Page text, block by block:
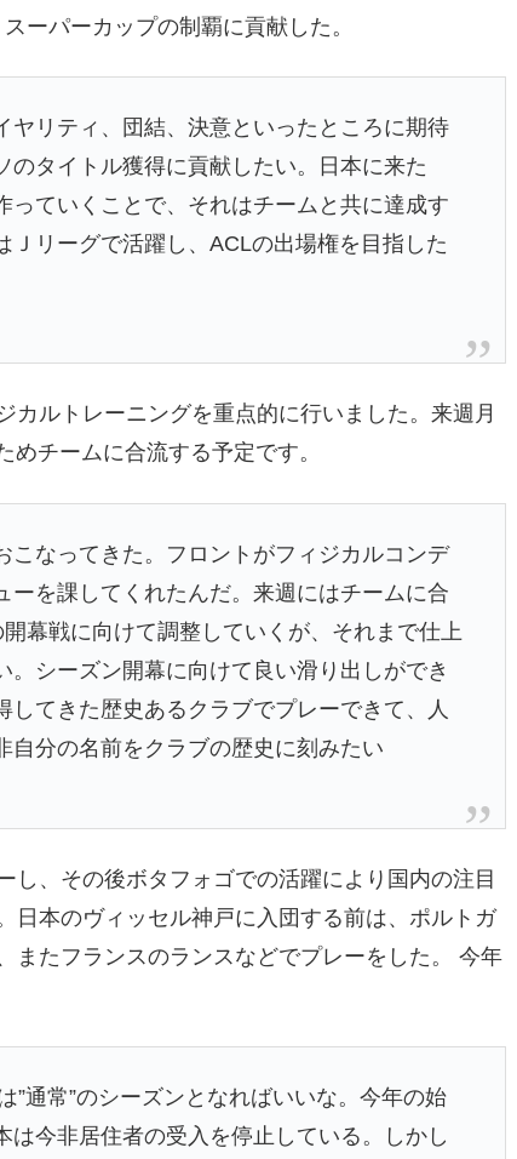
ーパーカップの制覇に貢献した。
リティ、団結、決意といったところに期待
のタイトル獲得に貢献したい。日本に来た
ていくことで、それはチームと共に達成す
リーグで活躍し、ACLの出場権を目指した
ルトレーニングを重点的に行いました。来週月
チームに合流する予定です。
こなってきた。フロントがフィジカルコンデ
ーを課してくれたんだ。来週にはチームに合
幕戦に向けて調整していくが、それまで仕上
シーズン開幕に向けて良い滑り出しができ
てきた歴史あるクラブでプレーできて、人
自分の名前をクラブの歴史に刻みたい
、その後ボタフォゴでの活躍により国内の注目
日本のヴィッセル神戸に入団する前は、ポルトガ
またフランスのランスなどでプレーをした。 今年
通常”のシーズンとなればいいな。今年の始
今非居住者の受入を停止している。しかし